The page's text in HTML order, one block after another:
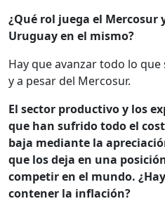
¿Qué rol juega el Mercosur
Uruguay en el mismo?
Hay que avanzar todo lo
y a pesar del Mercosur.
El sector productivo y los
que han sufrido todo el
baja mediante la
que los deja en una
competir en el mundo.
contener la inflación?